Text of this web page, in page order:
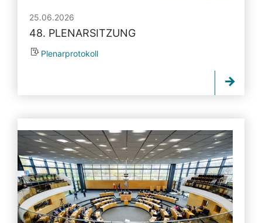
25.06.2026
48. PLENARSITZUNG
Plenarprotokoll